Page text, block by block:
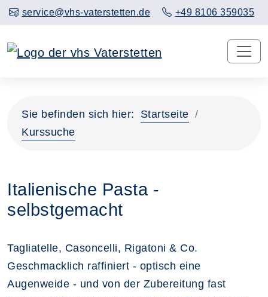
service@vhs-vaterstetten.de +49 8106 359035
Sie befinden sich hier:
Startseite
Kurssuche
Italienische Pasta -
selbstgemacht
Tagliatelle, Casoncelli, Rigatoni & Co.
Geschmacklich raffiniert - optisch eine
Augenweide - und von der Zubereitung fast